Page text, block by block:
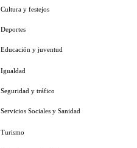
Cultura y festejos
Deportes
Educación y juventud
Igualdad
Seguridad y tráfico
Servicios Sociales y Sanidad
Turismo